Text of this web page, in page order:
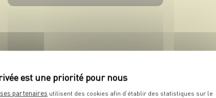
ses partenaires utilisent des cookies afin d’établir des statistiques sur le